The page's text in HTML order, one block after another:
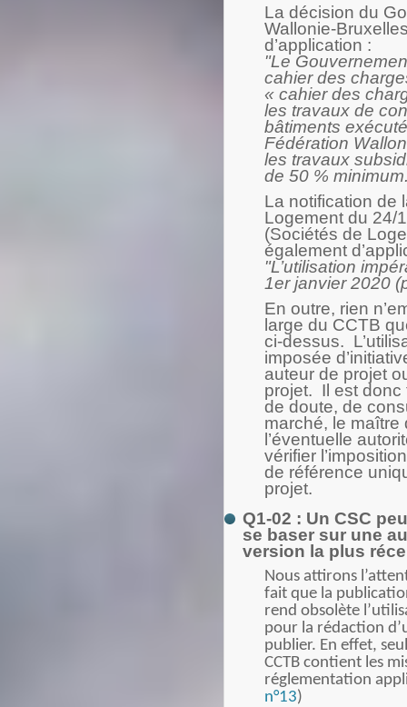
La décision du
Wallonie-
d’application :
"Le
cahier des
« cahier des
les travaux de
bâtiments
Fédération
les travaux
de 50 %
La notification de
Logement du 24/
(Sociétés de
également
"L’utilisation
1er janvier 2020
En outre, rien
large du CCTB
ci-dessus.
imposée
auteur de projet
projet. Il est donc
de doute, de
marché, le maître
l’éventuelle
vérifier
de référence
projet.
Q1-02 : Un CSC
se baser sur une
version la plus
Nous attirons
fait que la
rend obsolète
pour la rédaction
publier. En effet,
CCTB contient les
réglementation
n°13)